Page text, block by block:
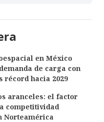
en México
de carga con
récord hacia 2029
aranceles: el factor
competitividad
Norteamérica